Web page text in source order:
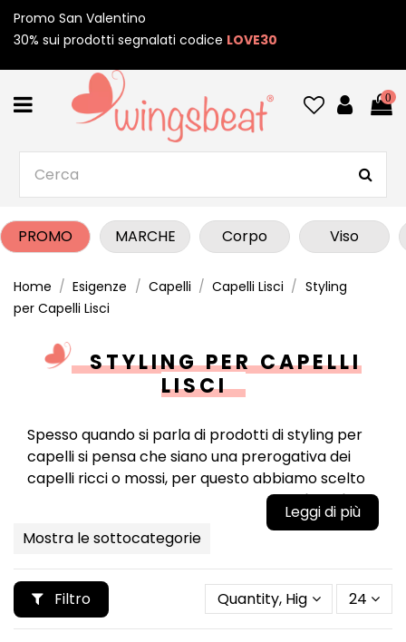
Promo San Valentino
30% sui prodotti segnalati codice LOVE30
0
PROMO MARCHE Corpo Viso
Home Esigenze Capelli Capelli Lisci
Styling
per Capelli Lisci
STYLING PER CAPELLI
LISCI
Spesso quando si parla di prodotti di styling per
capelli si pensa che siano una prerogativa dei
capelli ricci o mossi, per questo abbiamo scelto
Prodotti Styling
: mousse, creme, gel, bifasici o
fludi.
Quando si hanno iCapelli Liscisi cerca sempre
di ottenere un liscio perfetto, con
asciugacapelli spazzola, con prodotti
liscianti che non appesantiscano la chioma. I
Mostra le sottocategorie
Filtro Quantity, Highest first
24